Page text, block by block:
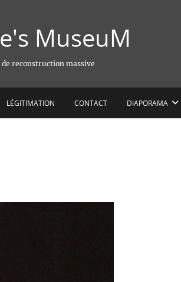
MuseuM
reconstruction massive
LÉGITIMATION CONTACT DIAPORAMA